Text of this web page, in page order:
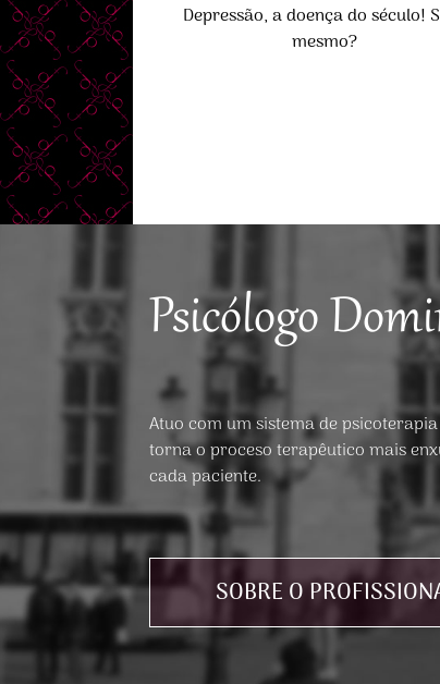
Depressão, a doença do século!
mesmo?
Psicólogo
Atuo com um sistema de
torna o proceso terapêutico mais
cada paciente.
SOBRE O